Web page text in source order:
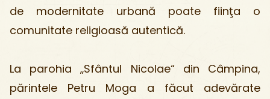
de modernitate urbană poate fiinţa o
comunitate religioasă autentică.
La parohia „Sfântul Nicolae“ din Câmpina,
părintele Petru Moga a făcut adevărate